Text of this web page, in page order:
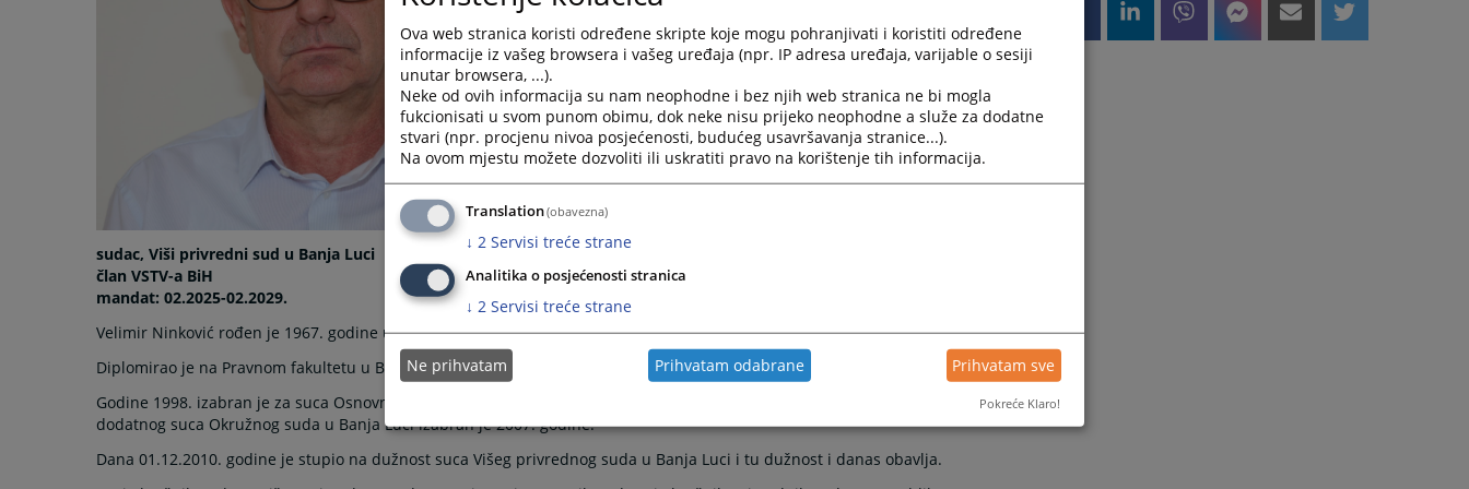
sudac, Viši privredni sud u Banja Luci
član VSTV-a BiH
mandat: 02.2025-02.2029.
Velimir Ninković rođen je 1967. godine u Glamoču, Bosna i Hercegovina.
Diplomirao je na Pravnom fakultetu u Banja Luci 1992. godine, te je pravosudni ispit položio 1996. godine u Banja Luci.
Godine 1998. izabran je za suca Osnovnog suda u Banja Luci, a 2005. godine za suca Općinskog suda u Travniku. Za
dodatnog suca Okružnog suda u Banja Luci izabran je 2007. godine.
Dana 01.12.2010. godine je stupio na dužnost suca Višeg privrednog suda u Banja Luci i tu dužnost i danas obavlja.
Ova web stranica koristi određene skripte koje mogu pohranjivati i koristiti određene
informacije iz vašeg browsera i vašeg uređaja (npr. IP adresa uređaja, varijable o sesiji
unutar browsera, ...).
Neke od ovih informacija su nam neophodne i bez njih web stranica ne bi mogla
fukcionisati u svom punom obimu, dok neke nisu prijeko neophodne a služe za dodatne
stvari (npr. procjenu nivoa posjećenosti, budućeg usavršavanja stranice...).
Na ovom mjestu možete dozvoliti ili uskratiti pravo na korištenje tih informacija.
Translation(obavezna)
↓ 2 Servisi treće strane
Analitika o posjećenosti stranica
↓ 2 Servisi treće strane
Ne prihvatam Prihvatam odabrane Prihvatam sve
Pokreće Klaro!